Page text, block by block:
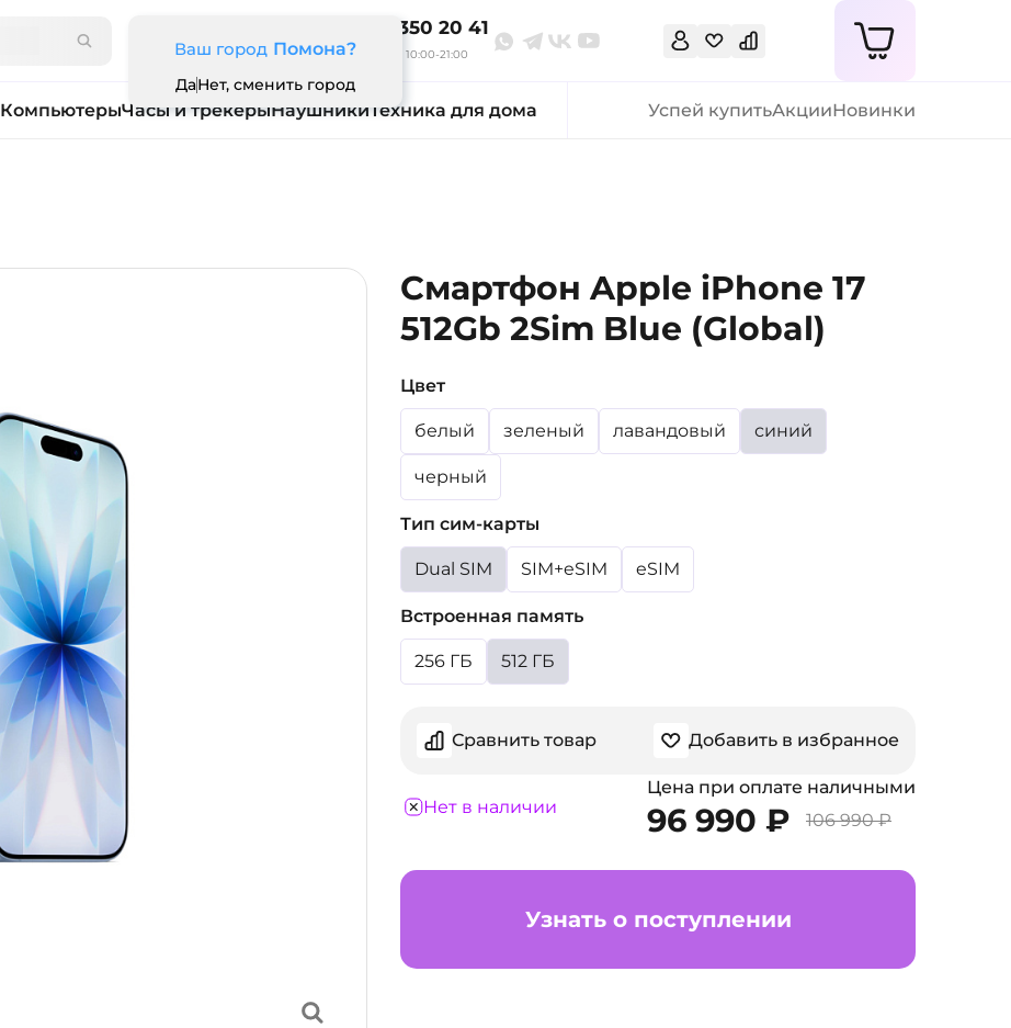
Ваш город Помона?
ДаНет, сменить город
8 800 350 20 41
Ежедневно 10:00-21:00
КомпьютерыЧасы и трекерыНаушникиТехника для дома Успей купитьАкцииНовинки
Смартфон Apple iPhone 17
512Gb 2Sim Blue (Global)
Цвет
белый зеленый лавандовый синий
черный
Тип сим-карты
Dual SIM SIM+eSIM eSIM
Встроенная память
256 ГБ 512 ГБ
Сравнить товар Добавить в избранное
Нет в наличии
Цена при оплате наличными
96 990 ₽ 106 990 ₽
Узнать о поступлении